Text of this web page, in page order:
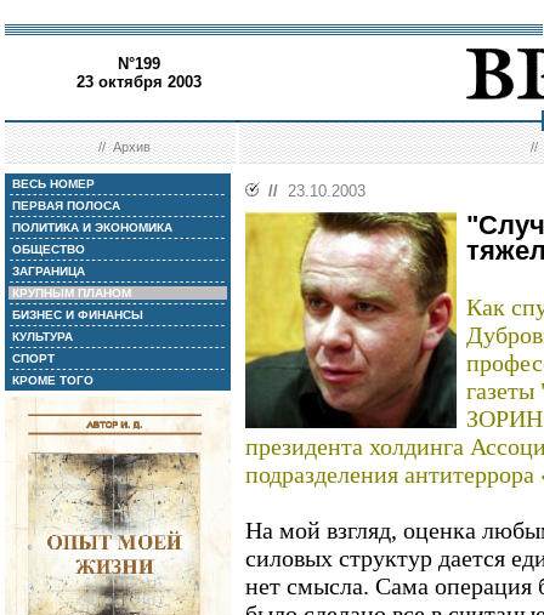
N°199
23 октября 2003
//Архив //
ВЕСЬ НОМЕР
ПЕРВАЯ ПОЛОСА
ПОЛИТИКА И ЭКОНОМИКА
ОБЩЕСТВО
ЗАГРАНИЦА
КРУПНЫМ ПЛАНОМ
БИЗНЕС И ФИНАНСЫ
КУЛЬТУРА
СПОРТ
КРОМЕ ТОГО
// 23.10.2003
Как
ЗОРИН
президента холдинга
подразделения
На мой взгляд, оценка
силовых структур дается
нет смысла. Сама операция